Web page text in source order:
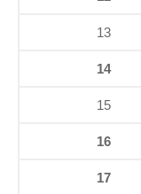
13
14
15
16
17